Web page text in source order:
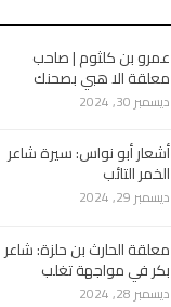
عمرو بن كلثوم | صاحب
معلقة الا هبي بصحنك
ديسمبر 30, 2024
أشعار أبو نواس: سيرة شاعر
الخمر التائب
ديسمبر 29, 2024
معلقة الحارث بن حلزة: شاعر
بكر في مواجهة تغلب
ديسمبر 28, 2024